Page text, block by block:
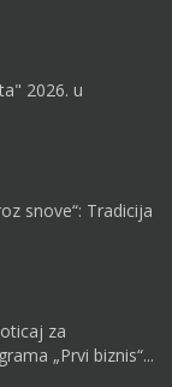
2026. u
snove“: Tradicija
za
„Prvi biznis“...